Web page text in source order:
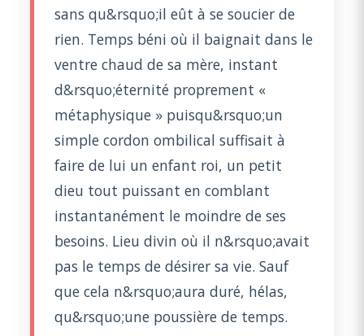
sans qu&rsquo;il eût à se soucier de
rien. Temps béni où il baignait dans le
ventre chaud de sa mère, instant
d&rsquo;éternité proprement «
métaphysique » puisqu&rsquo;un
simple cordon ombilical suffisait à
faire de lui un enfant roi, un petit
dieu tout puissant en comblant
instantanément le moindre de ses
besoins. Lieu divin où il n&rsquo;avait
pas le temps de désirer sa vie. Sauf
que cela n&rsquo;aura duré, hélas,
qu&rsquo;une poussière de temps.